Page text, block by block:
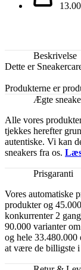
Beskrivelse
Dette er
Produkterne er
Ægte
Alle vores
tjekkes herefter
autentiske. Vi kan
sneakers fra os.
Prisgaranti
Vores automatiske
produkter og
konkurrenter 2
90.000 varianter
og hele 33.480.000
at være de billigste